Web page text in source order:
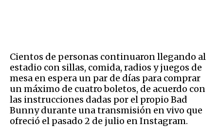
Cientos de personas continuaron llegando al
estadio con sillas, comida, radios y juegos de
mesa en espera un par de días para comprar
un máximo de cuatro boletos, de acuerdo con
las instrucciones dadas por el propio Bad
Bunny durante una transmisión en vivo que
ofreció el pasado 2 de julio en Instagram.